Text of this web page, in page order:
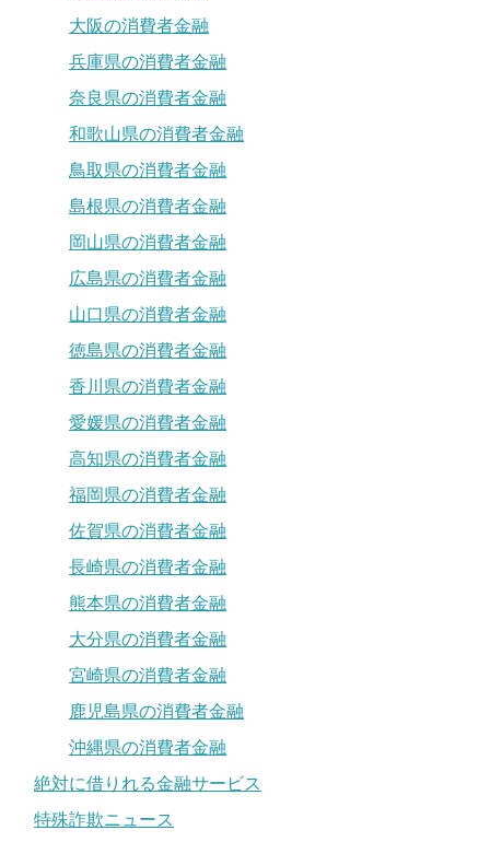
大阪の消費者金融
兵庫県の消費者金融
奈良県の消費者金融
和歌山県の消費者金融
鳥取県の消費者金融
島根県の消費者金融
岡山県の消費者金融
広島県の消費者金融
山口県の消費者金融
徳島県の消費者金融
香川県の消費者金融
愛媛県の消費者金融
高知県の消費者金融
福岡県の消費者金融
佐賀県の消費者金融
長崎県の消費者金融
熊本県の消費者金融
大分県の消費者金融
宮崎県の消費者金融
鹿児島県の消費者金融
沖縄県の消費者金融
絶対に借りれる金融サービス
特殊詐欺ニュース